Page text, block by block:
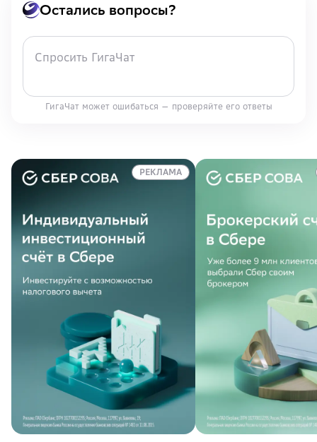
Остались вопросы?
ГигаЧат может ошибаться — проверяйте его ответы
РЕКЛАМА